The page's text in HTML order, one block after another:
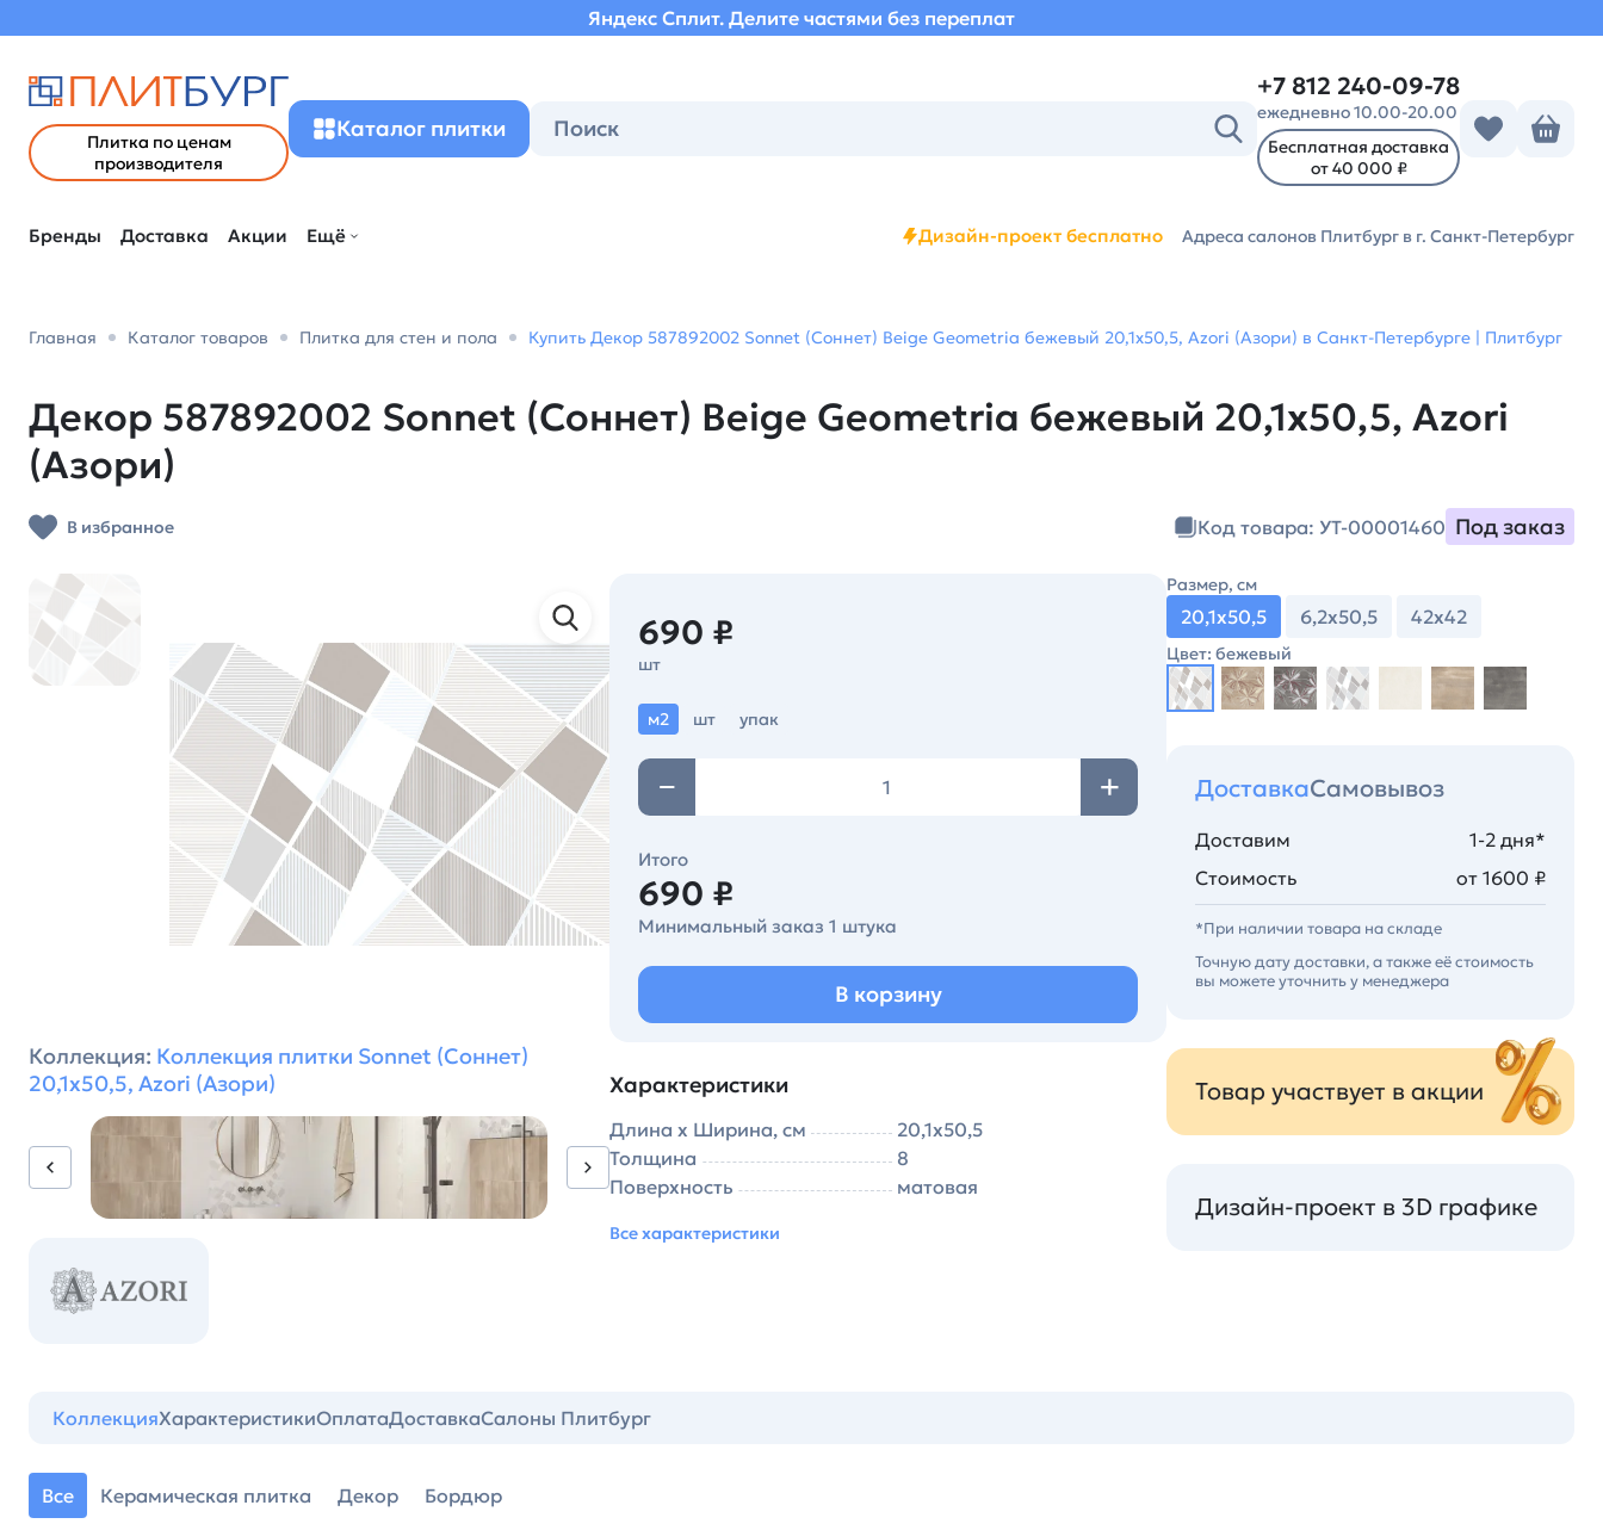
Яндекс Сплит. Делите частями без переплат
Плитка по ценам
производителя
Каталог плитки
+7 812 240-09-78
ежедневно 10.00-20.00
Бесплатная доставка
от 40 000 ₽
Бренды Доставка Акции Ещё Дизайн-проект бесплатно Адреса салонов Плитбург в г. Санкт-Петербург
Главная Каталог товаров Плитка для стен и пола Купить Декор 587892002 Sonnet (Соннет) Beige Geometria бежевый 20,1х50,5, Azori (Азори) в Санкт-Петербурге | Плитбург
Декор 587892002 Sonnet (Соннет) Beige Geometria бежевый 20,1х50,5, Azori
(Азори)
В избранное Код товара: УТ-00001460 Под заказ
Коллекция: Коллекция плитки Sonnet (Соннет)
20,1х50,5, Azori (Азори)
690 ₽
шт
м2 шт упак
Итого
690 ₽
Минимальный заказ 1 штука
В корзину
Характеристики
Длина х Ширина, см
20,1х50,5
Толщина
8
Поверхность
матовая
Все характеристики
Размер, см
20,1х50,5 6,2х50,5 42х42
Цвет: бежевый
ДоставкаСамовывоз
Доставим
1-2 дня*
Стоимость
от 1600 ₽
*При наличии товара на складе
Точную дату доставки, а также её стоимость
вы можете уточнить у менеджера
Товар участвует в акции
Дизайн-проект в 3D графике
КоллекцияХарактеристикиОплатаДоставкаСалоны Плитбург
Все Керамическая плитка Декор Бордюр